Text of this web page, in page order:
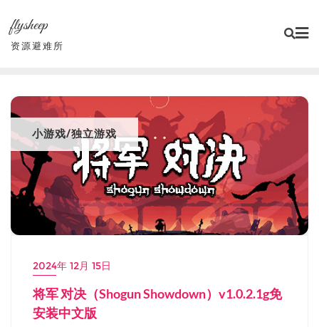
content
flysheep
资源避难所
小游戏/独立游戏
2024年 12月 15日
将军 对决（Shogun Showdown）v1.0.2.1g免
安装中文版